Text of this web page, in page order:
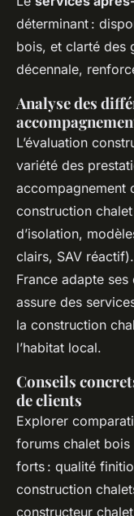
déterminant :
bois, et clarté des
décennale,
Analyse des
L’évaluation
variété des
accompagnement
construction
d’isolation,
clairs, SAV
France adapte
assure des
la construction
l’habitat local.
Conseils
de clients
Explorer
forums chalet bois
forts : qualité
construction
constructeur